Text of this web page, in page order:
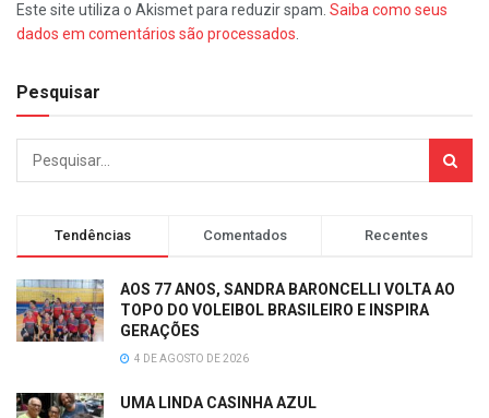
Este site utiliza o Akismet para reduzir spam. Saiba como seus
dados em comentários são processados
Pesquisar
Tendências Comentados Recentes
AOS 77 ANOS, SANDRA BARONCELLI VOLTA AO
TOPO DO VOLEIBOL BRASILEIRO E INSPIRA
GERAÇÕES
4 DE AGOSTO DE 2026
UMA LINDA CASINHA AZUL